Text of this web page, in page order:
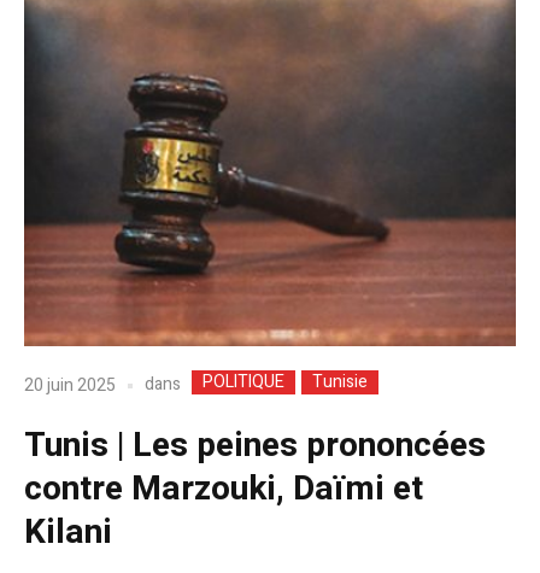
20 juin 2025 dans POLITIQUE Tunisie
Tunis | Les peines prononcées
contre Marzouki, Daïmi et
Kilani